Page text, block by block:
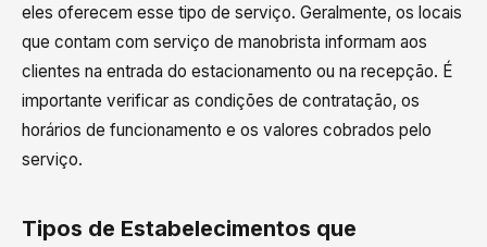
eles oferecem esse tipo de serviço. Geralmente, os locais
que contam com serviço de manobrista informam aos
clientes na entrada do estacionamento ou na recepção. É
importante verificar as condições de contratação, os
horários de funcionamento e os valores cobrados pelo
serviço.
Tipos de Estabelecimentos que